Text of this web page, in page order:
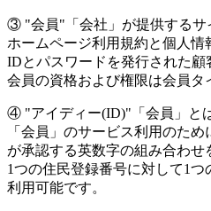
③ "会員" 「会社」が提供する
ホームページ利用規約と個人情
IDとパスワードを発行された顧
会員の資格および権限は会員タ
④ "アイディー(ID)" 「会員」と
「会員」のサービス利用のた
が承認する英数字の組み合わせ
1つの住民登録番号に対して1つ
利用可能です。